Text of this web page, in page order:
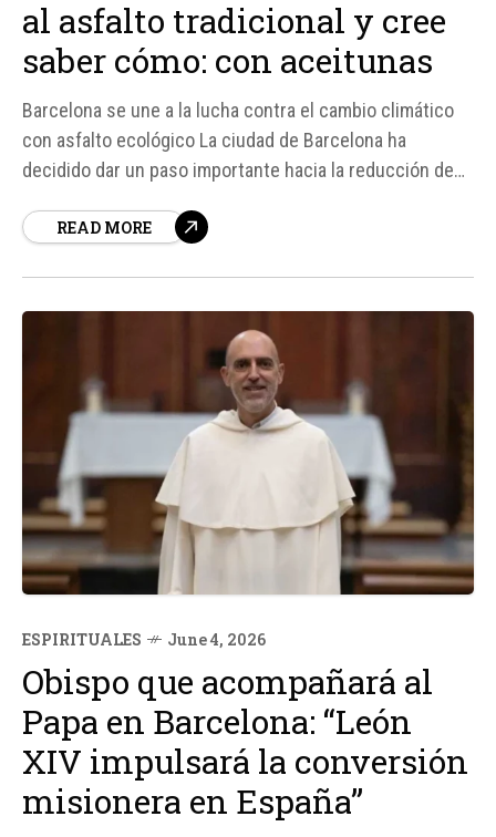
al asfalto tradicional y cree
saber cómo: con aceitunas
Barcelona se une a la lucha contra el cambio climático
con asfalto ecológico La ciudad de Barcelona ha
decidido dar un paso importante hacia la reducción de
asfalto tradicional por un nuevo material llamado
READ MORE
ESPIRITUALES June 4, 2026
Obispo que acompañará al
Papa en Barcelona: “León
XIV impulsará la conversión
misionera en España”